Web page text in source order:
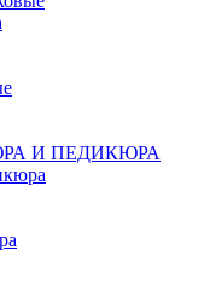
И ПЕДИКЮРА